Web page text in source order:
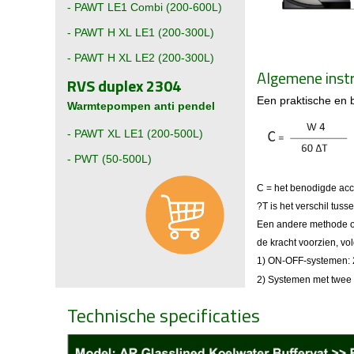
- PAWT LE1 Combi (200-600L)
- PAWT H XL LE1 (200-300L)
- PAWT H XL LE2 (200-300L)
RVS duplex 2304
Warmtepompen anti pendel
- PAWT XL LE1 (200-500L)
- PWT (50-500L)
Algemene
Een praktische en
C = het benodigde
?T is het verschil
Een andere methode
de kracht voorzien,
1) ON-OFF-
2) Systemen met
Technische specificaties